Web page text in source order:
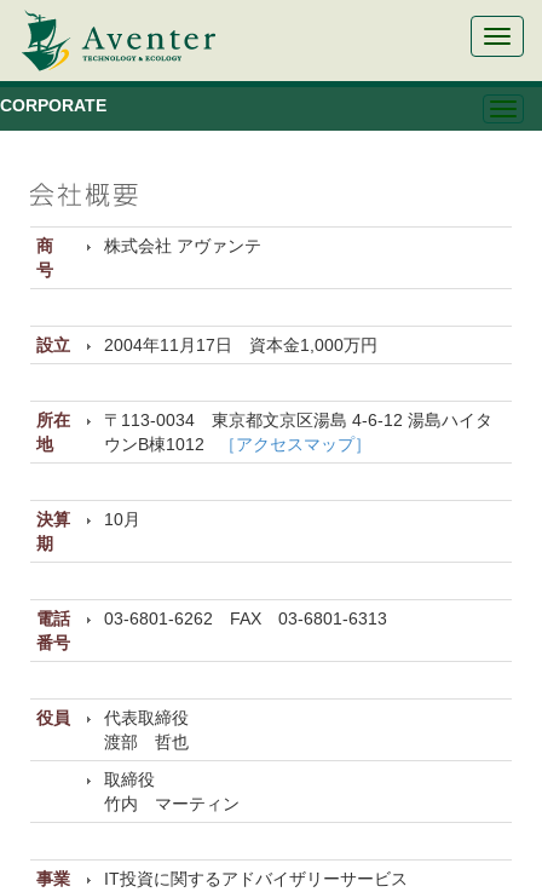
メ
ニ
ュ
ー
切
メ
ニ
替
CORPORATE
商
号
株式会社 アヴァンテ
設立 2004年11月17日 資本金1,000万円
所在
地
〒113-0034 東京都文京区湯島 4-6-12 湯島ハイタ
ウンB棟1012
［アクセスマップ］
決算
期
10月
電話
番号
03-6801-6262 FAX 03-6801-6313
役員
代表取締役
渡部 哲也
取締役
竹内 マーティン
事業
IT投資に関するアドバイザリーサービス